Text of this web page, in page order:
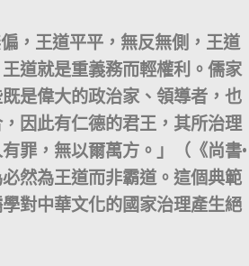
，王道平平，無反無側，王道
道就是重義務而輕權利。儒家
是偉大的政治家、領導者，也
因此有仁德的君王，其所治理
罪，無以爾萬方。」（《尚書•
然為王道而非霸道。這個典範
對中華文化的國家治理產生絕